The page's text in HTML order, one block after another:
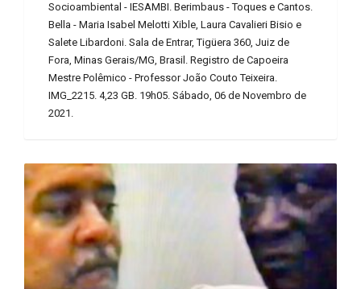
Socioambiental - IESAMBI. Berimbaus - Toques e Cantos.
Bella - Maria Isabel Melotti Xible, Laura Cavalieri Bisio e
Salete Libardoni. Sala de Entrar, Tigüera 360, Juiz de
Fora, Minas Gerais/MG, Brasil. Registro de Capoeira
Mestre Polêmico - Professor João Couto Teixeira.
IMG_2215. 4,23 GB. 19h05. Sábado, 06 de Novembro de
2021.